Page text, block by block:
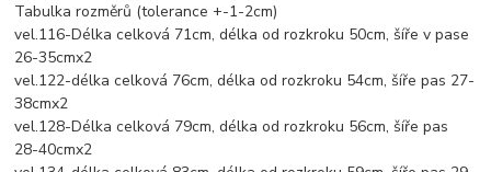
Tabulka rozměrů (tolerance +-1-2cm)
vel.116-Délka celková 71cm, délka od rozkroku 50cm, šíře v pase
26-35cmx2
vel.122-délka celková 76cm, délka od rozkroku 54cm, šíře pas 27-
38cmx2
vel.128-Délka celková 79cm, délka od rozkroku 56cm, šíře pas
28-40cmx2